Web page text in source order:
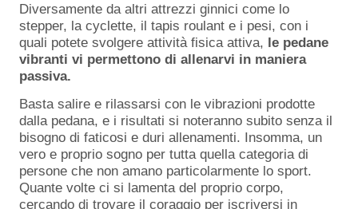
Diversamente da altri attrezzi ginnici come lo
stepper, la cyclette, il tapis roulant e i pesi, con i
quali potete svolgere attività fisica attiva, le pedane
vibranti vi permettono di allenarvi in maniera
passiva.
Basta salire e rilassarsi con le vibrazioni prodotte
dalla pedana, e i risultati si noteranno subito senza il
bisogno di faticosi e duri allenamenti. Insomma, un
vero e proprio sogno per tutta quella categoria di
persone che non amano particolarmente lo sport.
Quante volte ci si lamenta del proprio corpo,
cercando di trovare il coraggio per iscriversi in